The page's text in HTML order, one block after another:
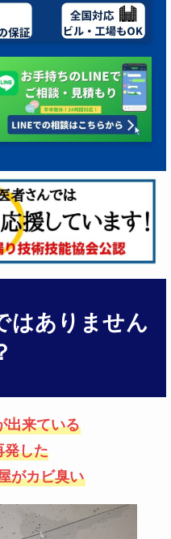
はありません
出来ている
発した
がカビ臭い